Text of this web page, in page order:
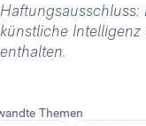
künstliche
enthalten.
Themen